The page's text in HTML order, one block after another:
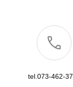
tel.073-462-